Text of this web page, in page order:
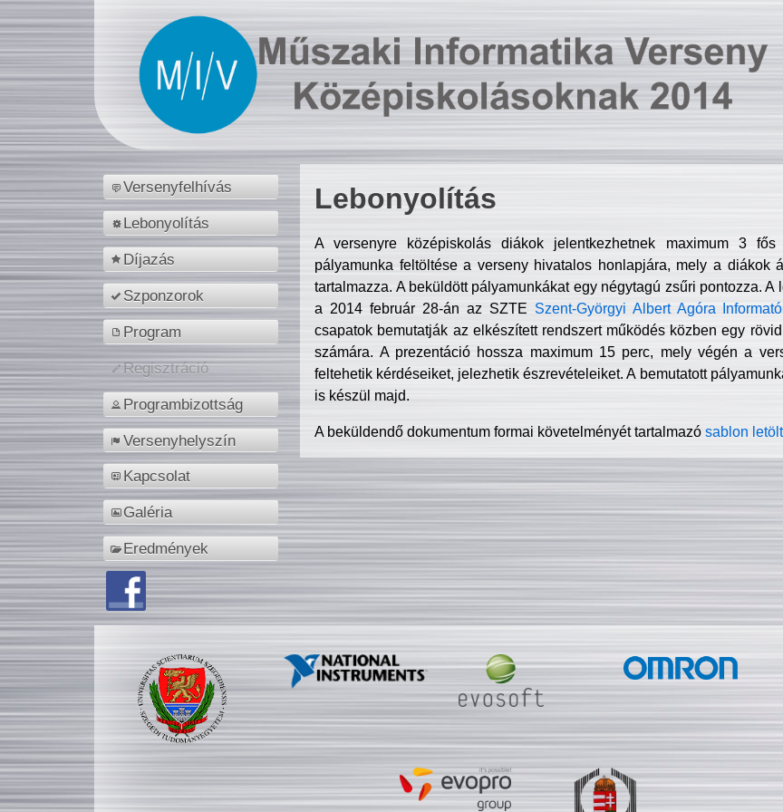
Versenyfelhívás
Lebonyolítás
Díjazás
Szponzorok
Program
Regisztráció
Programbizottság
Versenyhelyszín
Kapcsolat
Galéria
Eredmények
Lebonyolítás
A versenyre középiskolás diákok jelentkezhetnek maximum 3
pályamunka feltöltése a verseny hivatalos honlapjára, mely a diákok
tartalmazza. A beküldött pályamunkákat egy négytagú zsűri pontozza.
a 2014 február 28-án az SZTE Szent-Györgyi Albert Agóra
csapatok bemutatják az elkészített rendszert működés közben egy
számára. A prezentáció hossza maximum 15 perc, mely végén a
feltehetik kérdéseiket, jelezhetik észrevételeiket. A bemutatott
is készül majd.
A beküldendő dokumentum formai követelményét tartalmazósablon